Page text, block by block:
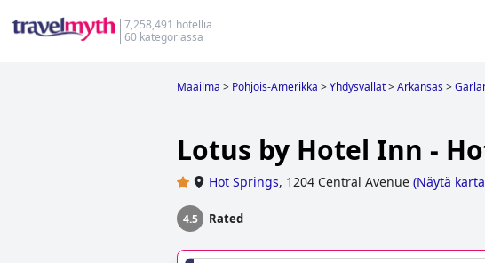
7,258,491 hotellia
60 kategoriassa
Maailma > Pohjois-Amerikka >Yhdysvallat>Arkansas>
Lotus by Hotel Inn -
Hot Springs, 1204 Central Avenue (Näytä
4.5 Rated